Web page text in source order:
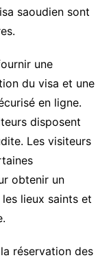
saoudien sont
une
du visa et une
en ligne.
disposent
Les visiteurs
obtenir un
lieux saints et
réservation des